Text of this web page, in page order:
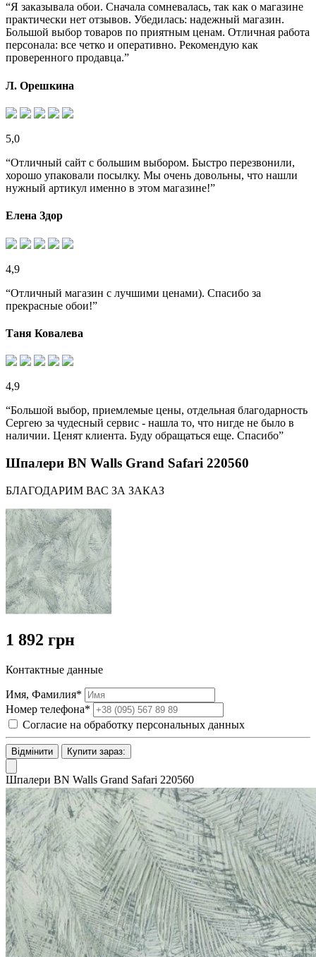
“Я заказывала обои. Сначала сомневалась, так как о магазине
практически нет отзывов. Убедилась: надежный магазин.
Большой выбор товаров по приятным ценам. Отличная работа
персонала: все четко и оперативно. Рекомендую как
проверенного продавца.”
Л. Орешкина
5,0
“Отличный сайт с большим выбором. Быстро перезвонили,
хорошо упаковали посылку. Мы очень довольны, что нашли
нужный артикул именно в этом магазине!”
Елена Здор
4,9
“Отличный магазин с лучшими ценами). Спасибо за
прекрасные обои!”
Таня Ковалева
4,9
“Большой выбор, приемлемые цены, отдельная благодарность
Сергею за чудесный сервис - нашла то, что нигде не было в
наличии. Ценят клиента. Буду обращаться еще. Спасибо”
Шпалери BN Walls Grand Safari 220560
БЛАГОДАРИМ ВАС ЗА ЗАКАЗ
1 892 грн
Контактные данные
Имя, Фамилия*
Номер телефона*
Согласие на обработку персональных данных
Відмінити Купити зараз:
Шпалери BN Walls Grand Safari 220560